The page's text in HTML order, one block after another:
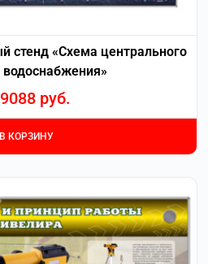
стенд «Схема центрального
водоснабжения»
руб.
В КОРЗИНУ